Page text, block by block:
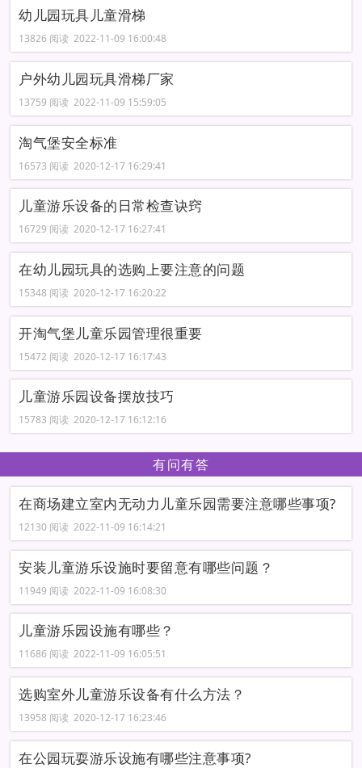
幼儿园玩具儿童滑梯
13826 阅读 2022-11-09 16:00:48
户外幼儿园玩具滑梯厂家
13759 阅读 2022-11-09 15:59:05
淘气堡安全标准
16573 阅读 2020-12-17 16:29:41
儿童游乐设备的日常检查诀窍
16729 阅读 2020-12-17 16:27:41
在幼儿园玩具的选购上要注意的问题
15348 阅读 2020-12-17 16:20:22
开淘气堡儿童乐园管理很重要
15472 阅读 2020-12-17 16:17:43
儿童游乐园设备摆放技巧
15783 阅读 2020-12-17 16:12:16
有问有答
在商场建立室内无动力儿童乐园需要注意哪些事项?
12130 阅读 2022-11-09 16:14:21
安装儿童游乐设施时要留意有哪些问题？
11949 阅读 2022-11-09 16:08:30
儿童游乐园设施有哪些？
11686 阅读 2022-11-09 16:05:51
选购室外儿童游乐设备有什么方法？
13958 阅读 2020-12-17 16:23:46
在公园玩耍游乐设施有哪些注意事项?